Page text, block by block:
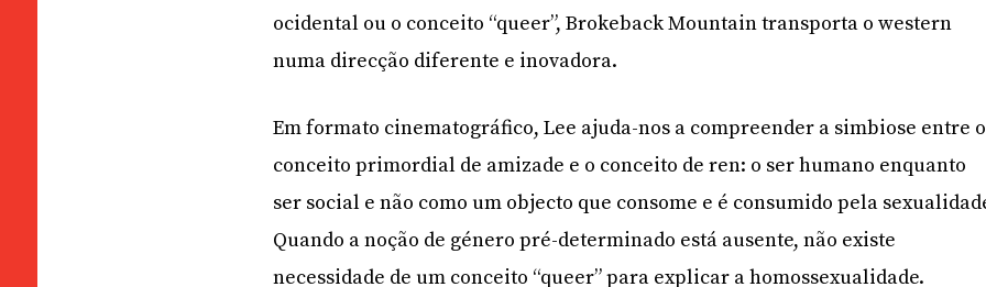
ocidental ou o conceito “queer”, Brokeback Mountain transporta o western
numa direcção diferente e inovadora.
Em formato cinematográfico, Lee ajuda-nos a compreender a simbiose entre o
conceito primordial de amizade e o conceito de ren: o ser humano enquanto
ser social e não como um objecto que consome e é consumido pela
Quando a noção de género pré-determinado está ausente, não existe
necessidade de um conceito “queer” para explicar a homossexualidade.